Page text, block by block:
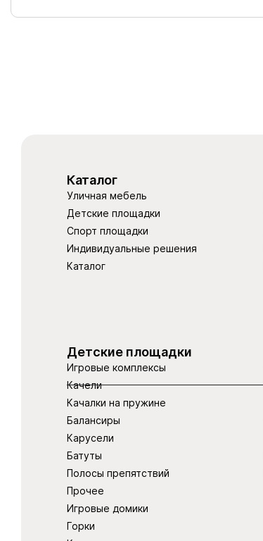
Каталог
Уличная мебель
Детские площадки
Спорт площадки
Индивидуальные решения
Каталог
Детские площадки
Игровые комплексы
Качели
Качалки на пружине
Балансиры
Карусели
Батуты
Полосы препятствий
Прочее
Игровые домики
Горки